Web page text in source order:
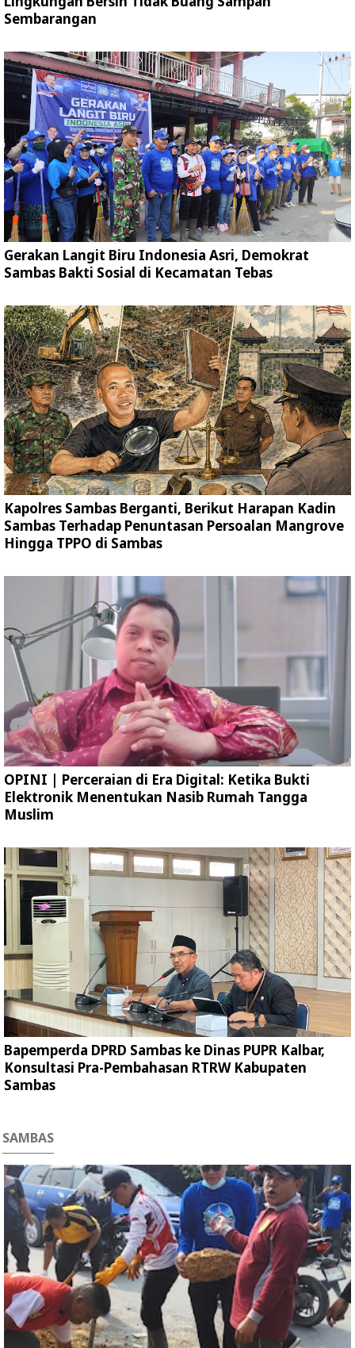
Sembarangan
Gerakan Langit Biru Indonesia Asri, Demokrat
Sambas Bakti Sosial di Kecamatan Tebas
Kapolres Sambas Berganti, Berikut Harapan Kadin
Sambas Terhadap Penuntasan Persoalan Mangrove
Hingga TPPO di Sambas
OPINI | Perceraian di Era Digital: Ketika Bukti
Elektronik Menentukan Nasib Rumah Tangga
Muslim
Bapemperda DPRD Sambas ke Dinas PUPR Kalbar,
Konsultasi Pra-Pembahasan RTRW Kabupaten
Sambas
SAMBAS